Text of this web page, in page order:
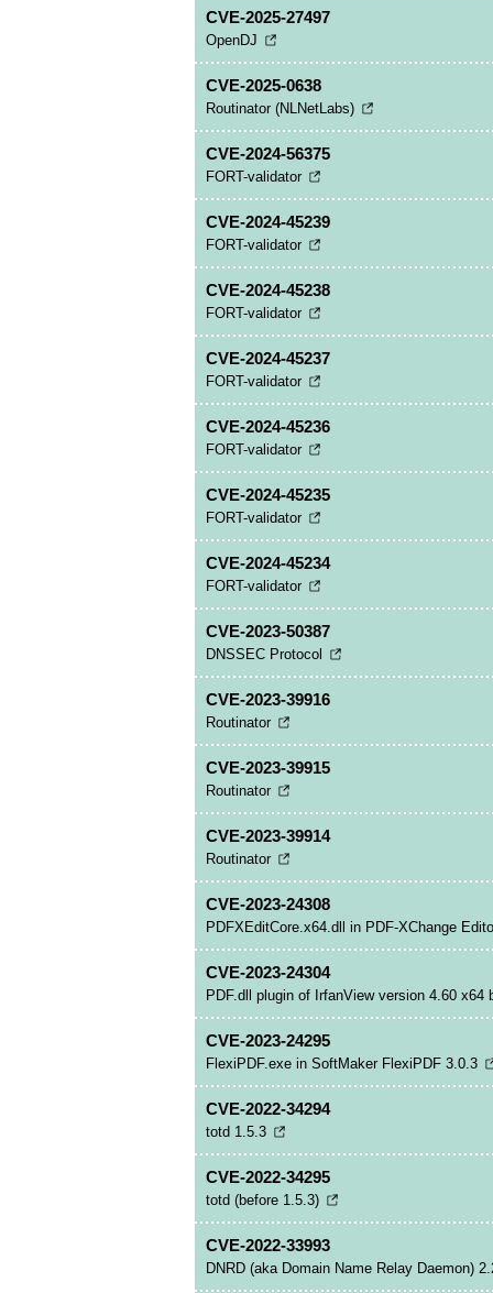
CVE-2025-27497
OpenDJ
CVE-2025-0638
Routinator (NLNetLabs)
CVE-2024-56375
FORT-validator
CVE-2024-45239
FORT-validator
CVE-2024-45238
FORT-validator
CVE-2024-45237
FORT-validator
CVE-2024-45236
FORT-validator
CVE-2024-45235
FORT-validator
CVE-2024-45234
FORT-validator
CVE-2023-50387
DNSSEC Protocol
CVE-2023-39916
Routinator
CVE-2023-39915
Routinator
CVE-2023-39914
Routinator
CVE-2023-24308
PDFXEditCore.x64.dll in PDF-XChange
CVE-2023-24304
PDF.dll plugin of IrfanView version 4.60 x64
CVE-2023-24295
FlexiPDF.exe in SoftMaker FlexiPDF 3.0.3
CVE-2022-34294
totd 1.5.3
CVE-2022-34295
totd (before 1.5.3)
CVE-2022-33993
DNRD (aka Domain Name Relay Daemon)